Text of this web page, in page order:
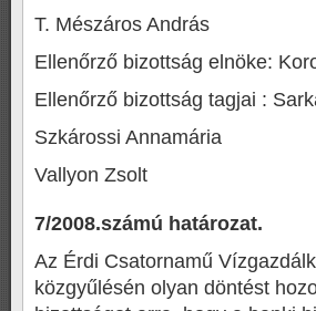
T. Mészáros András
Ellenőrző bizottság elnöke:
Ellenőrző bizottság tagjai :
Szkárossi Annamária
Vallyon Zsolt
7/2008.számú határozat.
Az Érdi Csatornamű
közgyűlésén olyan döntést